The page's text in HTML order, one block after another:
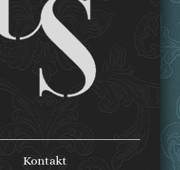
jährt sich zum 250. Mal der
Königin Caroline von Bayern (1776-
Anlass bietet das Bayerische
eine besondere Führung an:
Exponaten werden Dr.
Langen, die Referentin für das 19.
und ich in einer einmaligen
Veranstaltung findet am Sonntag den
11 Uhr statt. Die Führung ist
der Eintritt des Museums.
Kontakt